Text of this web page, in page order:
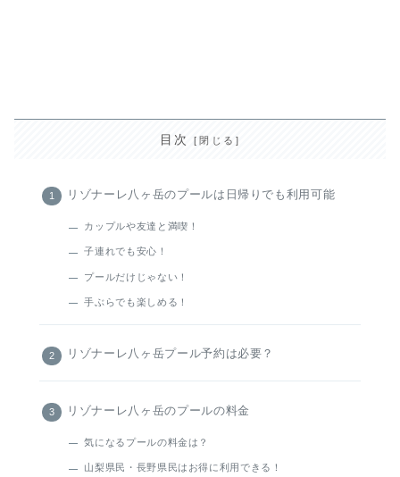
目次
リゾナーレ八ヶ岳のプールは日帰りでも利用可能
カップルや友達と満喫！
子連れでも安心！
プールだけじゃない！
手ぶらでも楽しめる！
リゾナーレ八ヶ岳プール予約は必要？
リゾナーレ八ヶ岳のプールの料金
気になるプールの料金は？
山梨県民・長野県民はお得に利用できる！